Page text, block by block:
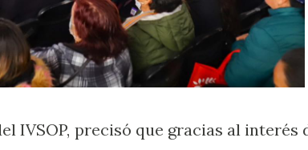
IVSOP, precisó que gracias al interés